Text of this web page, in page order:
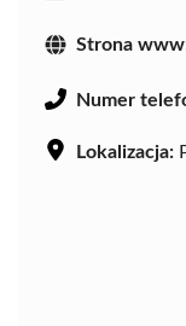
Strona
Numer
Lokalizacja: